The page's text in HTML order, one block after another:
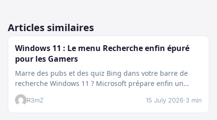
Articles similaires
Windows 11 : Le menu Recherche enfin épuré
pour les Gamers
Marre des pubs et des quiz Bing dans votre barre de
recherche Windows 11 ? Microsoft prépare enfin un
nettoyage…
R3mZ 15 July 2026·3 min